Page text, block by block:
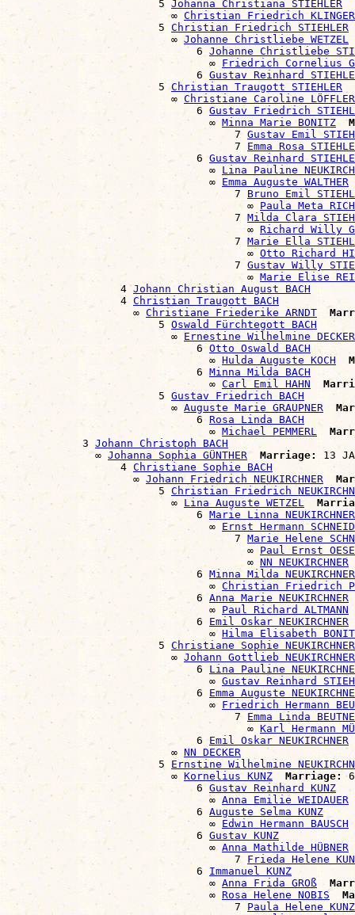
                        5
Johanna Christiana STIEHLER
                          ∞
Christian Friedrich KLINGER
                        5
Christian Friedrich STIEHLER
                          ∞
Johanne Christliebe WETZEL
                              6
Johanne Christliebe
                                ∞
Friedrich Cornelius
                              6
Gustav Reinhard
                        5
Christian Traugott STIEHLER
                          ∞
Christiane Caroline LÖFFLER
                              6
Gustav Friedrich
                                ∞
Minna Marie BONITZ
                                    7
Gustav Emil
                                    7
Emma Rosa
                              6
Gustav Reinhard
                                ∞
Lina Pauline
                                ∞
Emma Auguste WALTHER
                                    7
Bruno Emil
                                      ∞
Paula Meta
                                    7
Milda Clara
                                      ∞
Richard Willy
                                    7
Marie Ella
                                      ∞
Otto Richard
                                    7
Gustav Willy
                                      ∞
Marie Elise
                  4
Johann Christian August BACH
                  4
Christian Traugott BACH
                    ∞
Christiane Friederike ARNDT
                        5
Oswald Fürchtegott BACH
                          ∞
Ernestine Wilhelmine DECKER
                              6
Otto Oswald BACH
                                ∞
Hulda Auguste KOCH
                              6
Minna Milda BACH
                                ∞
Carl Emil HAHN
                        5
Gustav Friedrich BACH
                          ∞
Auguste Marie GRAUPNER
                              6
Rosa Linda BACH
                                ∞
Michael PEMMERL
            3
Johann Christoph BACH
              ∞
Johanna Sophia GÜNTHER Marriage:
13
                  4
Christiane Sophie BACH
                    ∞
Johann Friedrich NEUKIRCHNER
                        5
Christian Friedrich
                          ∞
Lina Auguste WETZEL
                              6
Marie Linna NEUKIRCHNER
                                ∞
Ernst Hermann
                                    7
Marie Helene
                                      ∞
Paul Ernst
                                      ∞
NN NEUKIRCHNER
                              6
Minna Milda NEUKIRCHNER
                                ∞
Christian Friedrich
                              6
Anna Marie NEUKIRCHNER
                                ∞
Paul Richard ALTMANN
                              6
Emil Oskar NEUKIRCHNER
                                ∞
Hilma Elisabeth
                        5
Christiane Sophie NEUKIRCHNER
                          ∞
Johann Gottlieb NEUKIRCHNER
                              6
Lina Pauline
                                ∞
Gustav Reinhard
                              6
Emma Auguste
                                ∞
Friedrich Hermann
                                    7
Emma Linda
                                      ∞
Karl Hermann
                              6
Emil Oskar NEUKIRCHNER
                          ∞
NN DECKER
                        5
Ernstine Wilhelmine
                          ∞
Kornelius KUNZ Marriage: 6
                              6
Gustav Reinhard KUNZ
                                ∞
Anna Emilie WEIDAUER
                              6
Auguste Selma KUNZ
                                ∞
Edwin Hermann BAUSCH
                              6
Gustav KUNZ
                                ∞
Anna Mathilde HÜBNER
                                    7
Frieda Helene
                              6
Immanuel KUNZ
                                ∞
Anna Frida GROß
                                ∞
Rosa Helene NOBIS
                                    7
Paula Helene KUNZ